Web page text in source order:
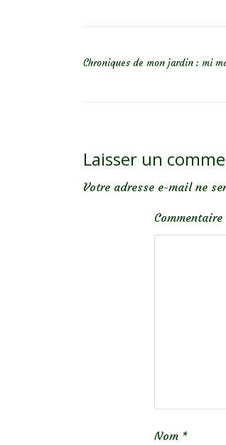
Chroniques de mon jardin : mi
Laisser un
Votre adresse e-mail ne
Commentaire
Nom *